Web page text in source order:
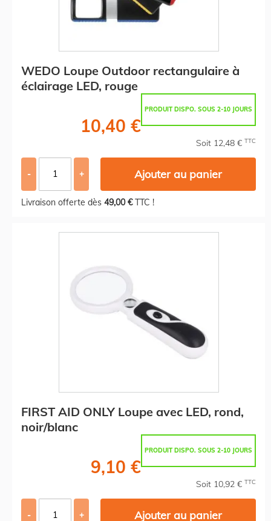
WEDO Loupe Outdoor rectangulaire à
éclairage LED, rouge
PRODUIT DISPO. SOUS 2-10 JOURS
10,40 €
Soit 12,48 € TTC
- + Ajouter au panier
Livraison offerte dès 49,00 €TTC !
FIRST AID ONLY Loupe avec LED, rond,
noir/blanc
PRODUIT DISPO. SOUS 2-10 JOURS
9,10 €
Soit 10,92 € TTC
- + Ajouter au panier